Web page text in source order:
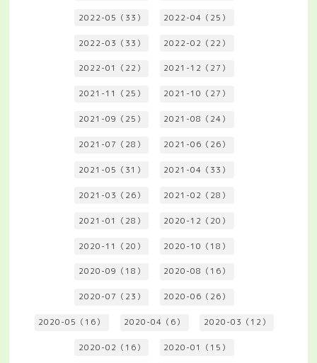
2022-05（33） 2022-04（25）
2022-03（33） 2022-02（22）
2022-01（22） 2021-12（27）
2021-11（25） 2021-10（27）
2021-09（25） 2021-08（24）
2021-07（28） 2021-06（26）
2021-05（31） 2021-04（33）
2021-03（26） 2021-02（28）
2021-01（28） 2020-12（20）
2020-11（20） 2020-10（18）
2020-09（18） 2020-08（16）
2020-07（23） 2020-06（26）
2020-05（16） 2020-04（6） 2020-03（12）
2020-02（16） 2020-01（15）